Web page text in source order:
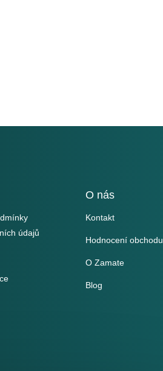
údajů
O nás
Kontakt
Hodnocení obchodu
O Zamate
Blog